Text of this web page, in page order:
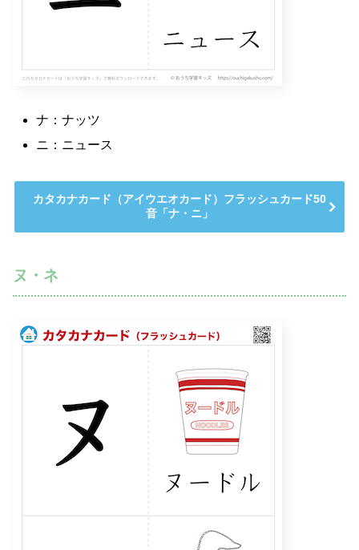
ナ：ナッツ
ニ：ニュース
カタカナカード（アイウエオカード）フラッシュカード50
音「ナ・ニ」
ヌ・ネ